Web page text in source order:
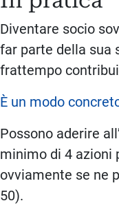
Diventare socio
far parte della sua
frattempo
È un modo
Possono aderire
minimo di 4 azioni
ovviamente se ne
50).